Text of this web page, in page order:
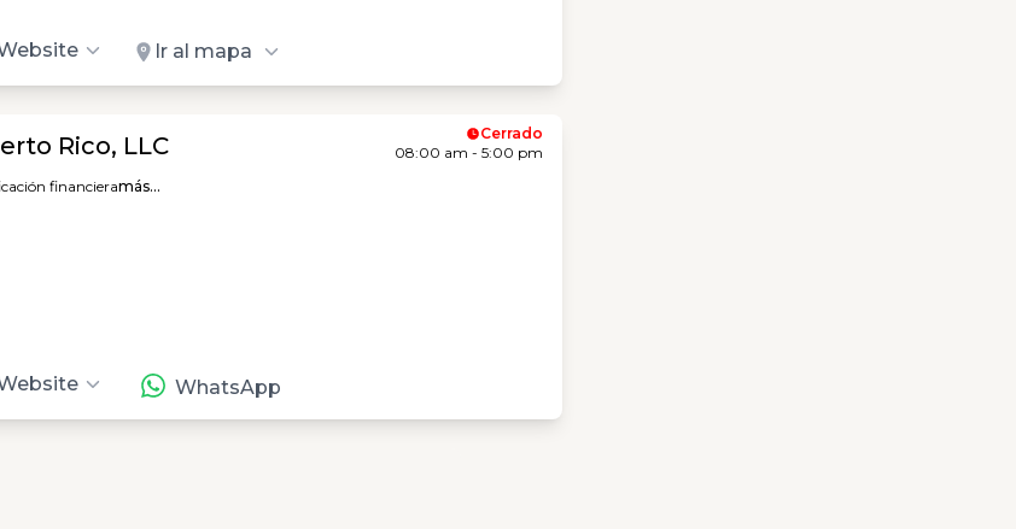
Ir al mapa
Rico, LLC
financieramás...
WhatsApp
Cerrado
08:00 am - 5:00 pm